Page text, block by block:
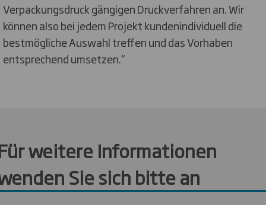
Verpackungsdruck gängigen Druckverfahren an. Wir
können also bei jedem Projekt kundenindividuell die
bestmögliche Auswahl treffen und das Vorhaben
entsprechend umsetzen.“
weitere Informationen
Sie sich bitte an